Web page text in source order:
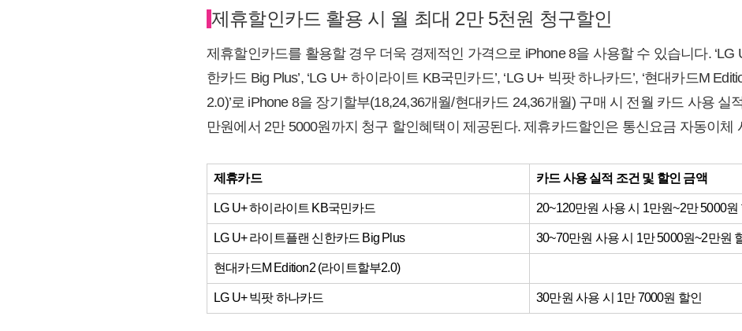
제휴할인카드 활용 시 월 최대 2만 5천원 청구할인
제휴할인카드를 활용할 경우 더욱 경제적인 가격으로 iPhone 8을 사용할 수 있습니다. ‘LG
한카드 Big Plus’, ‘LG U+ 하이라이트 KB국민카드’, ‘LG U+ 빅팟 하나카드’, ‘현대카드M
2.0)’로 iPhone 8을 장기할부(18,24,36개월/현대카드 24,36개월) 구매 시 전월 카드 사용 실
만원에서 2만 5000원까지 청구 할인혜택이 제공된다. 제휴카드할인은 통신요금 자동이체
제휴카드 카드 사용 실적 조건 및 할인 금액
LG U+ 하이라이트 KB국민카드 20~120만원 사용 시 1만원~2만 5000원
LG U+ 라이트플랜 신한카드 Big Plus 30~70만원 사용 시 1만 5000원~2만원
현대카드M Edition2 (라이트할부2.0)
LG U+ 빅팟 하나카드 30만원 사용 시 1만 7000원 할인